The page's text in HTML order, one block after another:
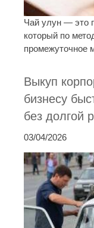
Чай улун — это
который по
промежуточное
Выкуп
бизнесу
без долгой
03/04/2026